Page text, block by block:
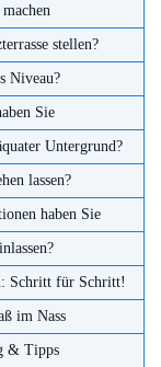
stellen?
Niveau?
Sie
Untergrund?
lassen?
haben Sie
Schritt für Schritt!
im Nass
& Tipps